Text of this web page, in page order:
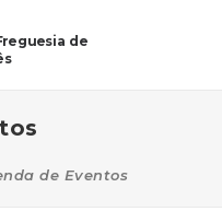
de
de Eventos